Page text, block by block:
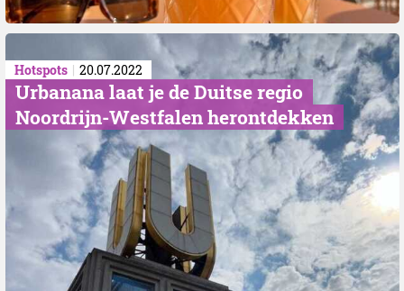
Hotspots 20.07.2022
Urbanana laat je de Duitse regio
Noordrijn-Westfalen herontdekken